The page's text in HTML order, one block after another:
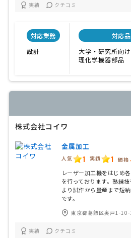
実績 クチコミ
対応業務
設計
対応
大学・研究所向
理化学機器部品
株式会社コイワ
金属加工
人気 1 実績 1 価格
レーザー加工機をはじめ
を行っております。熟練
より試作から量産まで短
です。
東京都葛飾区奥戸1-10-
実績 クチコミ